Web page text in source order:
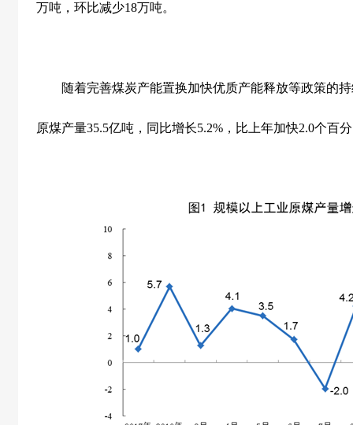
万吨，环比减少18万吨。
随着完善煤炭产能置换加快优质产能释放等政策的持
原煤产量35.5亿吨，同比增长5.2% ，比上年加快2.0个百